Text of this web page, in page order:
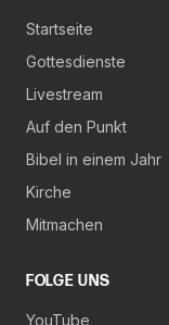
Startseite
Gottesdienste
Livestream
Auf den Punkt
Bibel in einem Jahr
Kirche
Mitmachen
FOLGE UNS
YouTube